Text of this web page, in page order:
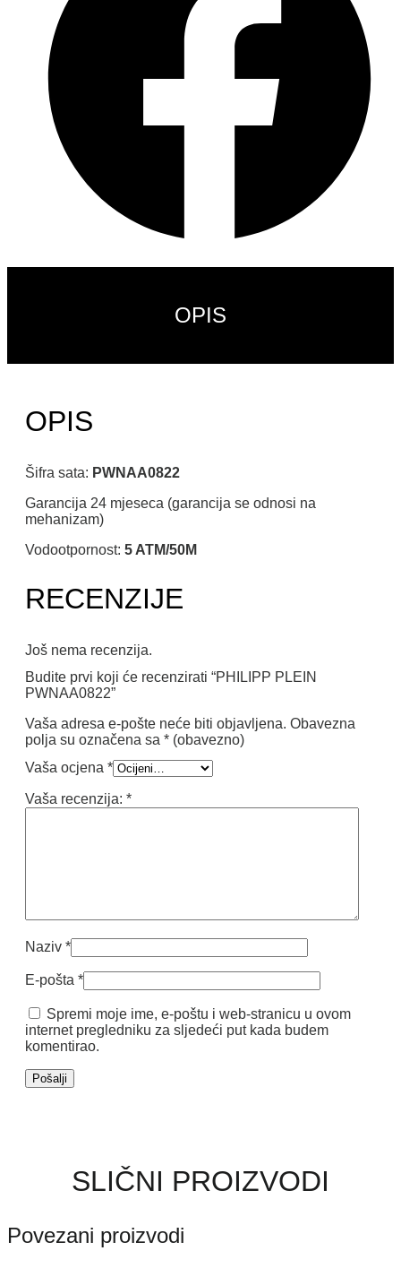
OPIS
OPIS
Šifra sata: PWNAA0822
Garancija 24 mjeseca (garancija se odnosi na
mehanizam)
Vodootpornost: 5 ATM/50M
RECENZIJE
Još nema recenzija.
Budite prvi koji će recenzirati “PHILIPP PLEIN
PWNAA0822”
Vaša adresa e-pošte neće biti objavljena. Obavezna
polja su označena sa * (obavezno)
Vaša ocjena *
Vaša recenzija: *
Naziv *
E-pošta *
Spremi moje ime, e-poštu i web-stranicu u ovom
internet pregledniku za sljedeći put kada budem
komentirao.
SLIČNI PROIZVODI
Povezani proizvodi